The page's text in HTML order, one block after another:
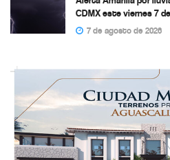
CDMX este viernes 7
7 de agosto de 2026